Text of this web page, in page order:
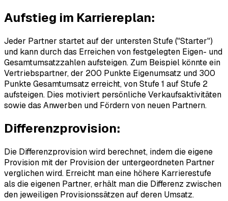
Aufstieg im Karriereplan:
Jeder Partner startet auf der untersten Stufe ("Starter")
und kann durch das Erreichen von festgelegten Eigen- und
Gesamtumsatzzahlen aufsteigen. Zum Beispiel könnte ein
Vertriebspartner, der 200 Punkte Eigenumsatz und 300
Punkte Gesamtumsatz erreicht, von Stufe 1 auf Stufe 2
aufsteigen. Dies motiviert persönliche Verkaufsaktivitäten
sowie das Anwerben und Fördern von neuen Partnern.
Differenzprovision:
Die Differenzprovision wird berechnet, indem die eigene
Provision mit der Provision der untergeordneten Partner
verglichen wird. Erreicht man eine höhere Karrierestufe
als die eigenen Partner, erhält man die Differenz zwischen
den jeweiligen Provisionssätzen auf deren Umsatz.